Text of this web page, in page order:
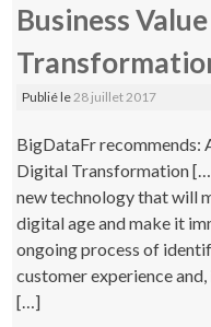
Business
Publié le 28 juillet 2017
BigDataFr recommends:
Digital Transformation
new technology that will
digital age and make it
ongoing process of
customer experience
[…]